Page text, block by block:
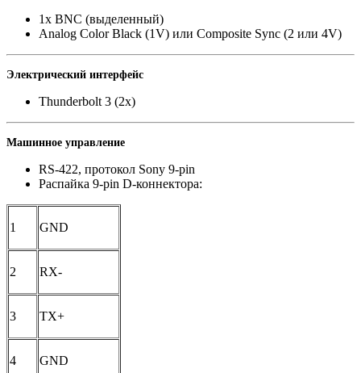
1x BNC (выделенный)
Analog Color Black (1V) или Composite Sync (2 или 4V)
Электрический интерфейс
Thunderbolt 3 (2x)
Машинное управление
RS-422, протокол Sony 9-pin
Распайка 9-pin D-коннектора:
1 GND
2 RX-
3 TX+
4 GND